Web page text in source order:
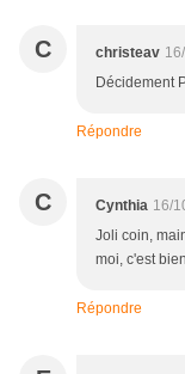
C christeav
Décidement
Répondre
C Cynthia 16/
Joli coin,
moi, c'est
Répondre